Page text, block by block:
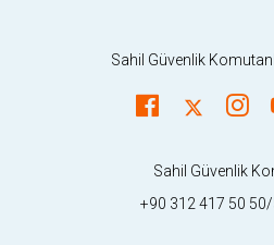
Sahil Güvenlik
Sahil Güvenlik
+90 312 417 50